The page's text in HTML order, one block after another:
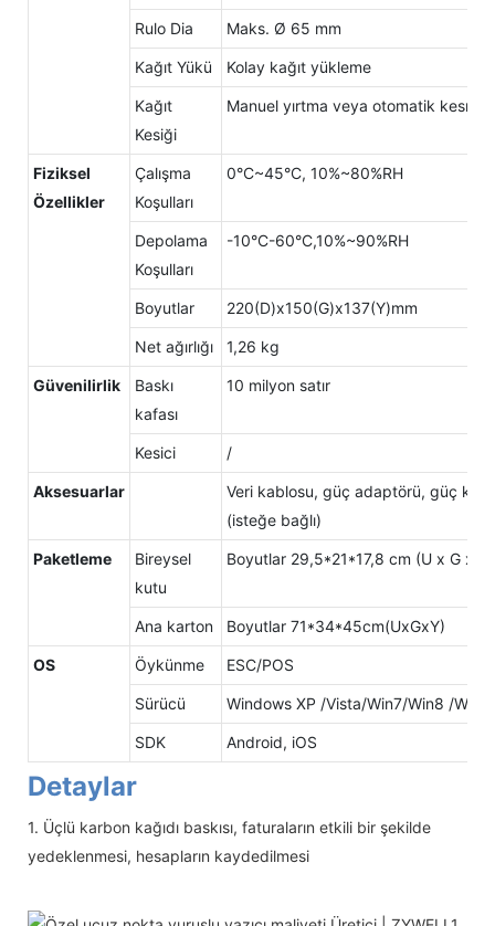
Rulo Dia Maks. Ø 65 mm
Kağıt Yükü Kolay kağıt yükleme
Kağıt
Kesiği
Manuel yırtma veya otomatik kesme
Fiziksel
Özellikler
Çalışma
Koşulları
0°C~45°C, 10%~80%RH
Depolama
Koşulları
-10°C-60°C,10%~90%RH
Boyutlar 220(D)x150(G)x137(Y)mm
Net ağırlığı 1,26 kg
Güvenilirlik
Baskı
kafası
10 milyon satır
Kesici /
Aksesuarlar
Veri kablosu, güç adaptörü, güç
(isteğe bağlı)
Paketleme
Bireysel
kutu
Boyutlar 29,5*21*17,8 cm (U x G x Y)
Ana karton Boyutlar 71*34*45cm(UxGxY)
OS Öykünme ESC/POS
Sürücü Windows XP /Vista/Win7/Win8 /
SDK Android, iOS
Detaylar
1. Üçlü karbon kağıdı baskısı, faturaların etkili bir şekilde
yedeklenmesi, hesapların kaydedilmesi